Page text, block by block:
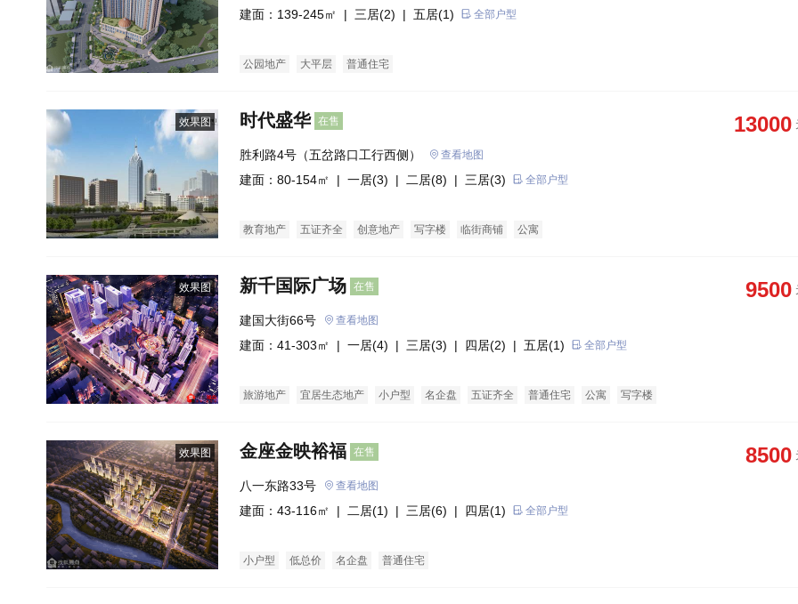
建面：139-245㎡ | 三居(2) | 五居(1) 全部户型
公园地产 大平层 普通住宅
效果图 时代盛华 在售 13000
胜利路4号（五岔路口工行西侧） 查看地图
建面：80-154㎡ | 一居(3) | 二居(8) | 三居(3) 全部户型
教育地产 五证齐全 创意地产 写字楼 临街商铺 公寓
效果图 新千国际广场 在售 9500
建国大街66号 查看地图
建面：41-303㎡ | 一居(4) | 三居(3) | 四居(2) | 五居(1) 全部户型
旅游地产 宜居生态地产 小户型 名企盘 五证齐全 普通住宅 公寓 写字楼
效果图 金座金映裕福 在售 8500
八一东路33号 查看地图
建面：43-116㎡ | 二居(1) | 三居(6) | 四居(1) 全部户型
小户型 低总价 名企盘 普通住宅